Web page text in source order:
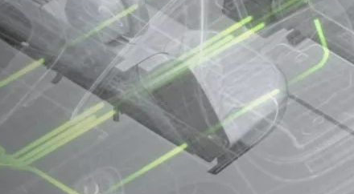
與跨網域金鑰登入
2026 年 6 月 17 日
Just a New Tab – 拾光新分頁（隨機桌布
與金句）
2026 年 6 月 11 日
婚前同居契合度檢視清單
2026 年 6 月 9 日